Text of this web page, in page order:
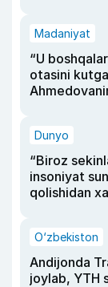
Madaniyat
“U
otasini
Dunyo
“Biroz
insoniyat
qolishidan
O‘zbekiston
Andijonda
joylab, YTH